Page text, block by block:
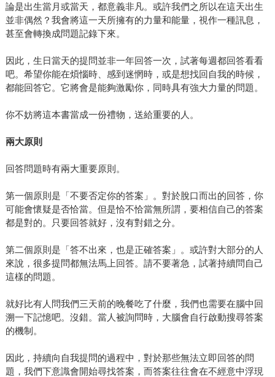
論是出生當月或當天，都意義非凡。或許我們之所以在這天出生
並非偶然？我會將這一天所擁有的力量和能量，視作一種訊息，
甚至會轉換成問題記錄下來。
因此，生日當天的提問並非一年回答一次，試著每週都回答看看
吧。希望你能在煩惱時、感到迷惘時，或是想找回自我的時候，
都能回答它。它將會是能夠激勵你，同時具有強大力量的問題。
你不妨將這本書當成一份禮物，送給重要的人。
兩大原則
回答問題時有兩大重要原則。
第一個原則是「不要否定你的答案」。對於脫口而出的回答，你
可能會懷疑是否恰當。但是恰不恰當無所謂，要相信自己的答案
都是對的。只要回答就好，沒有對錯之分。
第二個原則是「答不出來，也是正確答案」。或許對大部分的人
來說，很多提問都無法馬上回答。請不要著急，試著持續問自己
這樣的問題。
就好比有人問我們三天前的晚餐吃了什麼，我們也需要在腦中回
溯一下記憶吧。沒錯。當人被詢問時，大腦會自行啟動搜尋答案
的機制。
因此，持續向自我提問的過程中，對於那些無法立即回答的問
題，我們下意識會開始尋找答案，而答案往往會在不經意中浮現